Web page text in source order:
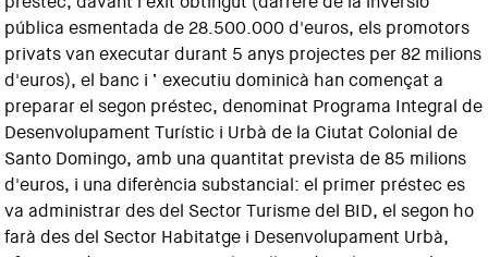
pública esmentada de 28.500.000 d'euros, els promotors
privats van executar durant 5 anys projectes per 82 milions
d'euros), el banc i ‘ executiu dominicà han començat a
preparar el segon préstec, denominat Programa Integral de
Desenvolupament Turístic i Urbà de la Ciutat Colonial de
Santo Domingo, amb una quantitat prevista de 85 milions
d'euros, i una diferència substancial: el primer préstec es
va administrar des del Sector Turisme del BID, el segon ho
farà des del Sector Habitatge i Desenvolupament Urbà,